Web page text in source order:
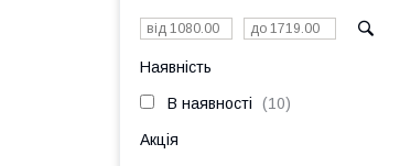
Наявність
В наявності 10
Акція